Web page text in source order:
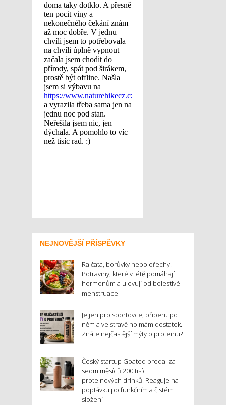
NEJNOVĚJŠÍ PŘÍSPĚVKY
Rajčata, borůvky nebo ořechy.
Potraviny, které v létě pomáhají
hormonům a ulevují od bolestivé
menstruace
Je jen pro sportovce, přiberu po
něm a ve stravě ho mám dostatek.
Znáte nejčastější mýty o proteinu?
Český startup Goated prodal za
sedm měsíců 200 tisíc
proteinových drinků. Reaguje na
poptávku po funkčním a čistém
složení